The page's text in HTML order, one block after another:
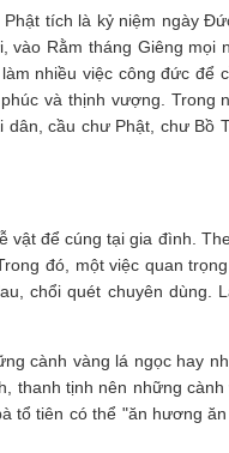
tích là kỷ niệm ngày
vào Rằm tháng Giêng mọi
nhiều việc công đức để
và thịnh vượng. Trong
cầu chư Phật, chư Bồ
vật để cúng tại gia đình.
đó, một việc quan
chổi quét chuyên dùng.
cành vàng lá ngọc hay
thanh tịnh nên những cành
tổ tiên có thể "ăn hương